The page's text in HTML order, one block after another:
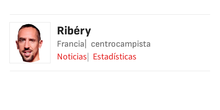
Ribéry
Francia centrocampista
Noticias Estadísticas